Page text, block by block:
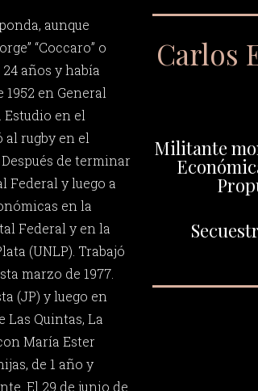
aunque
“Coccaro” o
24 años y había
en General
en el
al rugby en el
de terminar
Federal y luego a
en la
Federal y en la
(UNLP). Trabajó
marzo de 1977.
(JP) y luego en
Quintas, La
María Ester
de 1 año y
El 29 de junio de
Carlos
Militante